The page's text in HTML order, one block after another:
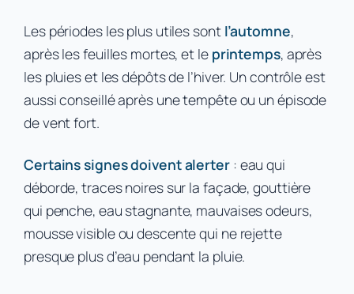
Les périodes les plus utiles sont l’automne,
après les feuilles mortes, et le printemps, après
les pluies et les dépôts de l’hiver. Un contrôle est
aussi conseillé après une tempête ou un épisode
de vent fort.
Certains signes doivent alerter: eau qui
déborde, traces noires sur la façade, gouttière
qui penche, eau stagnante, mauvaises odeurs,
mousse visible ou descente qui ne rejette
presque plus d’eau pendant la pluie.